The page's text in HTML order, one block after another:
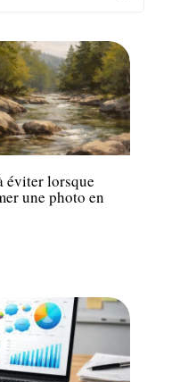
éviter lorsque
une photo en